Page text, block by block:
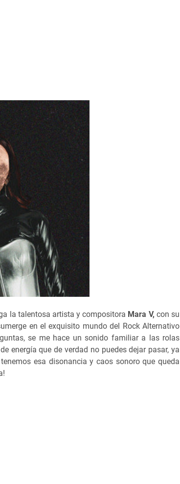
la talentosa artista y compositora Mara V, con su
en el exquisito mundo del Rock Alternativo
se me hace un sonido familiar a las rolas
energía que de verdad no puedes dejar pasar, ya
esa disonancia y caos sonoro que queda